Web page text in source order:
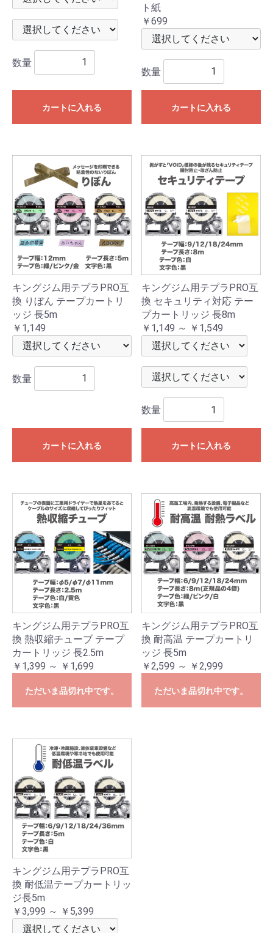
数量
カートに入れる
ト紙
￥699
数量
カートに入れる
キングジム用テプラPRO互
換 りぼん テープカートリ
ッジ 長5m
￥1,149
数量
カートに入れる
キングジム用テプラPRO互
換 セキュリティ対応 テー
プカートリッジ 長8m
￥1,149 ～ ￥1,549
数量
カートに入れる
キングジム用テプラPRO互
換 熱収縮チューブ テープ
カートリッジ 長2.5m
￥1,399 ～ ￥1,699
ただいま品切れ中です。
キングジム用テプラPRO互
換 耐高温 テープカートリ
ッジ 長5m
￥2,599 ～ ￥2,999
ただいま品切れ中です。
キングジム用テプラPRO互
換 耐低温テープカートリッ
ジ長5m
￥3,999 ～ ￥5,399